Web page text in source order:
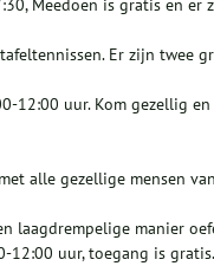
Meedoen is gratis en
Er zijn twee
uur. Kom gezellig en
alle gezellige mensen
laagdrempelige manier
12:00 uur, toegang is gratis.